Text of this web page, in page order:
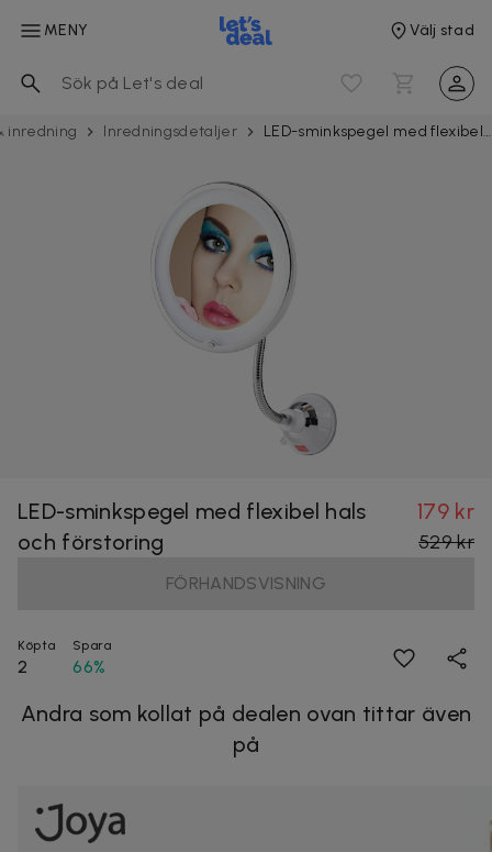
MENY Välj stad
inredning Inrednings­­detaljer LED-sminkspegel med flexibel hals och förstoring
LED-sminkspegel med flexibel hals
och förstoring
179 kr
529 kr
FÖRHANDSVISNING
Köpta
2
Spara
66%
Andra som kollat på dealen ovan tittar även
på